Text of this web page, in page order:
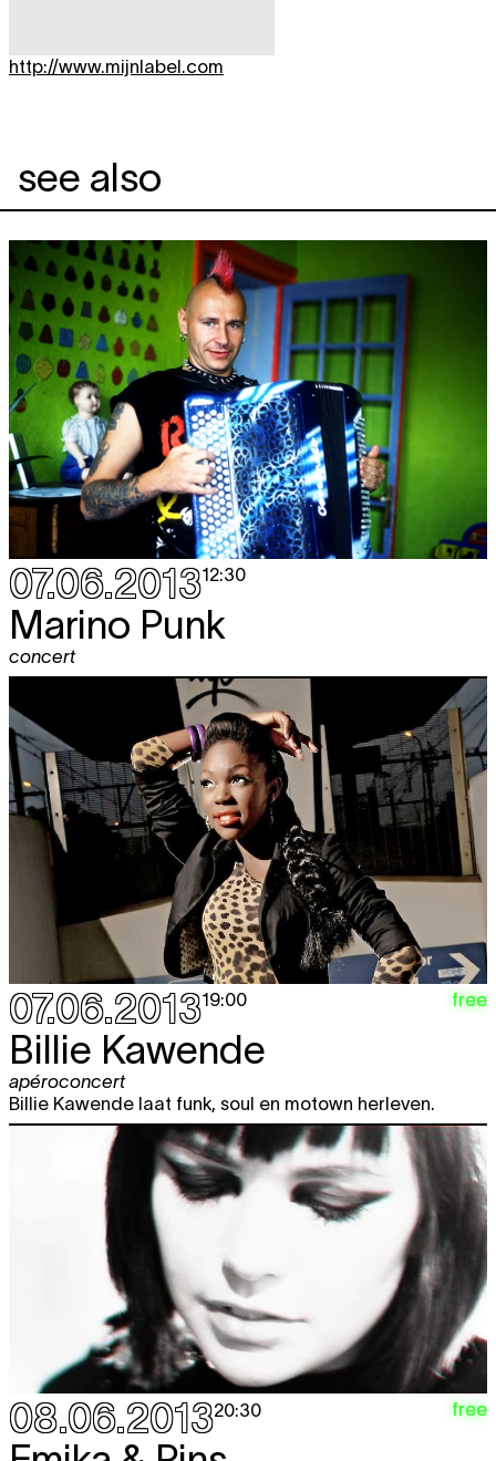
http://www.mijnlabel.com
see also
07.06.201312:30
Marino Punk
concert
07.06.201319:00 free
Billie Kawende
apéroconcert
Billie Kawende laat funk, soul en motown herleven.
08.06.201320:30 free